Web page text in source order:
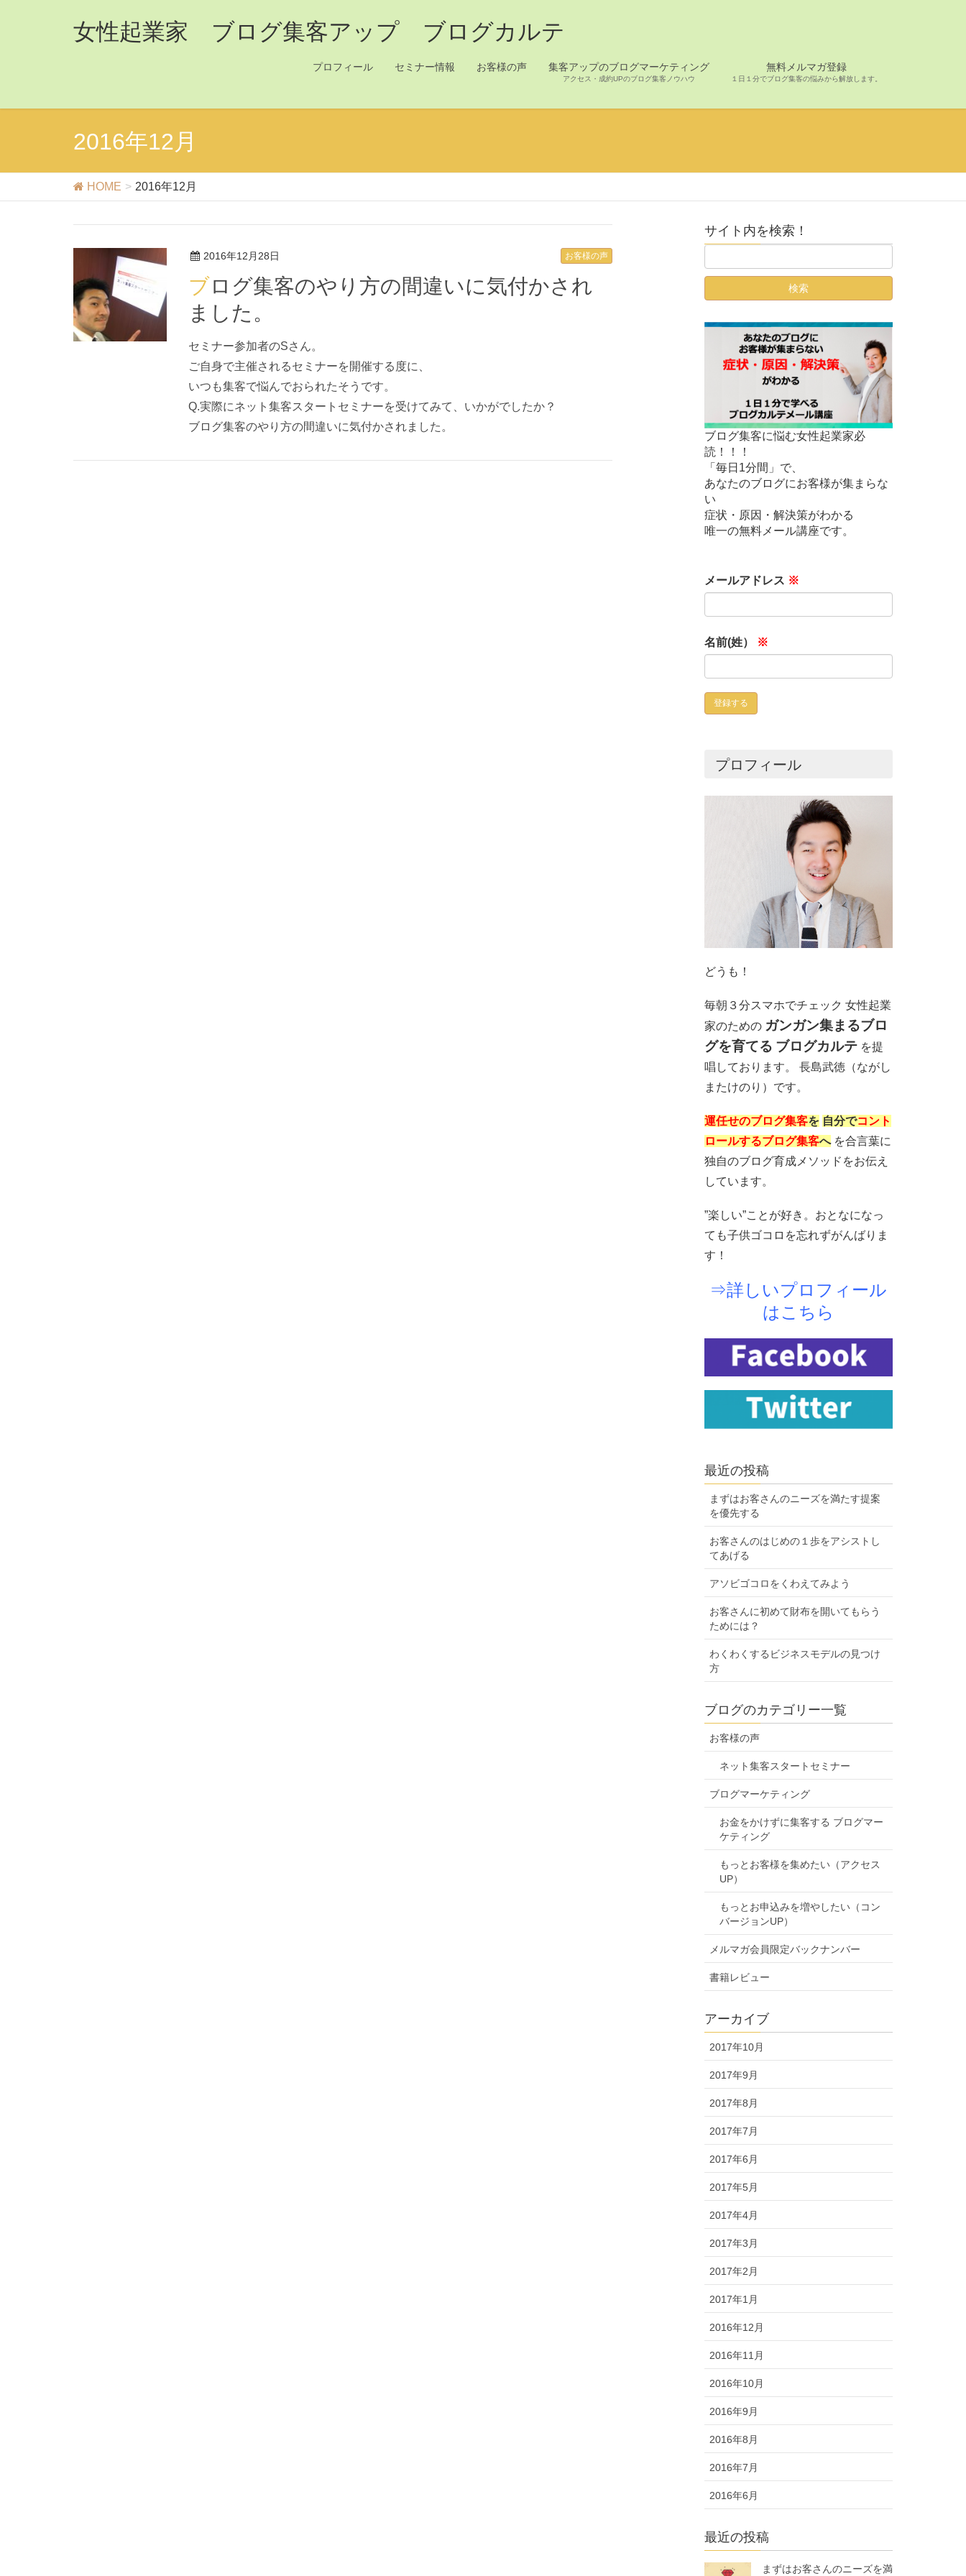
女性起業家 ブログ集客アップ ブログカルテ
プロフィール セミナー情報 お客様の声 集客アップのブログマーケティング
アクセス・成約UPのブログ集客ノウハウ
無料メルマガ登録
１日１分でブログ集客の悩みから解放します。
2016年12月
HOME 2016年12月
2016年12月28日 お客様の声
ブログ集客のやり方の間違いに気付かされ
ました。
セミナー参加者のSさん。
ご自身で主催されるセミナーを開催する度に、
いつも集客で悩んでおられたそうです。
Q.実際にネット集客スタートセミナーを受けてみて、いかがでしたか？
ブログ集客のやり方の間違いに気付かされました。
サイト内を検索！
ブログ集客に悩む女性起業家必
読！！！
「毎日1分間」で、
あなたのブログにお客様が集まらな
い
症状・原因・解決策がわかる
唯一の無料メール講座です。
メールアドレス ※
名前(姓） ※
プロフィール
どうも！
毎朝３分スマホでチェック 女性起業
家のための ガンガン集まるブロ
グを育てる ブログカルテを提
唱しております。 長島武徳（ながし
またけのり）です。
運任せのブログ集客を 自分でコント
ロールするブログ集客へを合言葉に
独自のブログ育成メソッドをお伝え
しています。
”楽しい”ことが好き。おとなになっ
ても子供ゴコロを忘れずがんばりま
す！
⇒詳しいプロフィール
はこちら
最近の投稿
まずはお客さんのニーズを満たす提案
を優先する
お客さんのはじめの１歩をアシストし
てあげる
アソビゴコロをくわえてみよう
お客さんに初めて財布を開いてもらう
ためには？
わくわくするビジネスモデルの見つけ
方
ブログのカテゴリー一覧
お客様の声
ネット集客スタートセミナー
ブログマーケティング
お金をかけずに集客する ブログマー
ケティング
もっとお客様を集めたい（アクセス
UP）
もっとお申込みを増やしたい（コン
バージョンUP）
メルマガ会員限定バックナンバー
書籍レビュー
アーカイブ
2017年10月
2017年9月
2017年8月
2017年7月
2017年6月
2017年5月
2017年4月
2017年3月
2017年2月
2017年1月
2016年12月
2016年11月
2016年10月
2016年9月
2016年8月
2016年7月
2016年6月
最近の投稿
まずはお客さんのニーズを満